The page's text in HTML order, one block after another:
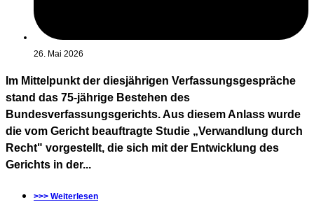
26. Mai 2026
Im Mittelpunkt der diesjährigen Verfassungsgespräche
stand das 75-jährige Bestehen des
Bundesverfassungsgerichts. Aus diesem Anlass wurde
die vom Gericht beauftragte Studie „Verwandlung durch
Recht" vorgestellt, die sich mit der Entwicklung des
Gerichts in der...
>>> Weiterlesen